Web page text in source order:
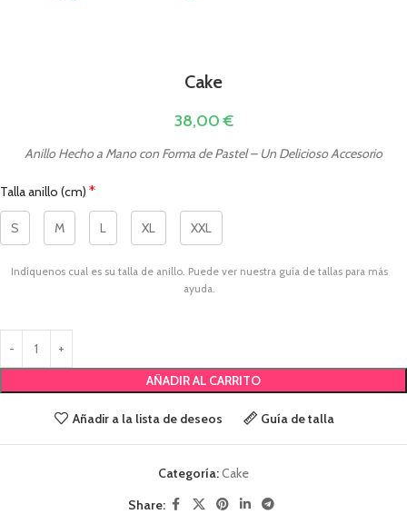
Cake
38,00€
Anillo Hecho a Mano con Forma de Pastel – Un Delicioso Accesorio
Talla anillo (cm) *
S M L XL XXL
Indíquenos cual es su talla de anillo. Puede ver nuestra guía de tallas para más
ayuda.
AÑADIR AL CARRITO
Añadir a la lista de deseos Guía de talla
Categoría:Cake
Share: